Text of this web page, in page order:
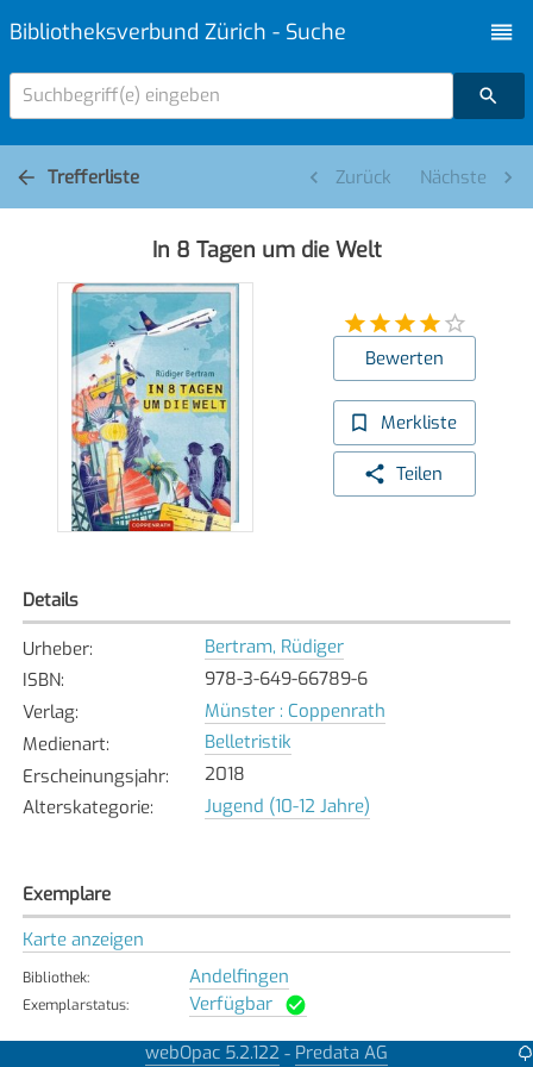
Bibliotheksverbund Zürich - Suche
Suchbegriff(e) eingeben
Trefferliste Zurück Nächste
In 8 Tagen um die Welt
Bewerten
Merkliste
Teilen
Details
Urheber:
Bertram, Rüdiger
ISBN:
978-3-649-66789-6
Verlag:
Münster : Coppenrath
Medienart:
Belletristik
Erscheinungsjahr:
2018
Alterskategorie: Jugend (10-12 Jahre)
Exemplare
Karte anzeigen
Bibliothek: Andelfingen
Exemplarstatus: Verfügbar
Bassersdorf
webOpac 5.2.122 - Predata AG